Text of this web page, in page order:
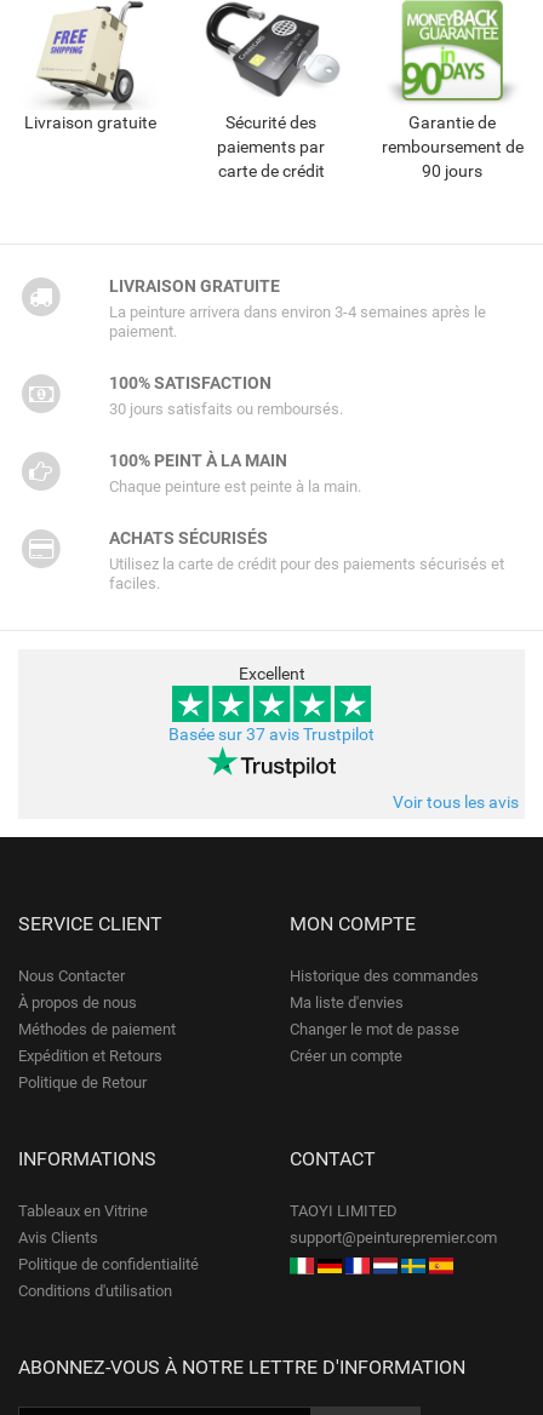
Livraison gratuite
Sécurité des
paiements par
carte de crédit
Garantie de
remboursement de
90 jours
LIVRAISON GRATUITE
La peinture arrivera dans environ 3-4 semaines après le
paiement.
100% SATISFACTION
30 jours satisfaits ou remboursés.
100% PEINT À LA MAIN
Chaque peinture est peinte à la main.
ACHATS SÉCURISÉS
Utilisez la carte de crédit pour des paiements sécurisés et
faciles.
Excellent
Basée sur 37 avis Trustpilot
Voir tous les avis
SERVICE CLIENT
Nous Contacter
À propos de nous
Méthodes de paiement
Expédition et Retours
Politique de Retour
MON COMPTE
Historique des commandes
Ma liste d'envies
Changer le mot de passe
Créer un compte
INFORMATIONS
Tableaux en Vitrine
Avis Clients
Politique de confidentialité
Conditions d'utilisation
CONTACT
TAOYI LIMITED
support@peinturepremier.com
ABONNEZ-VOUS À NOTRE LETTRE D'INFORMATION